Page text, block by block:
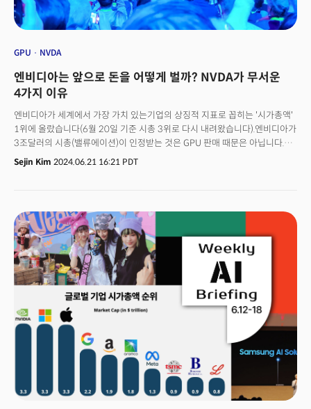
GPU NVDA
엔비디아는 앞으로 돈을 어떻게 벌까? NVDA가 무서운
4가지 이유
엔비디아가 세계에서 가장 가치 있는기업의 상징적 지표로 꼽히는 '시가총액'
1위에 올랐습니다(6월 20일 기준 시총 3위로 다시 내려왔습니다).엔비디아가
3조달러의 시총(밸류에이션)이 인정받는 것은 GPU 판매 때문은 아닙니다.
그들은 치열하게 수익 다각화를 모색 중이기 때문입니다. 소프트웨어 및
클라우드로 확장하거나 하드웨어와 소프트웨어를 끼워파는 방식입니다. 칩을
무서운 이유입니다. 그렇다면 엔비디아는 어떤 비즈니스 모델을 갖추고 있는
것일까요?
Sejin Kim 2024.06.21 16:21 PDT